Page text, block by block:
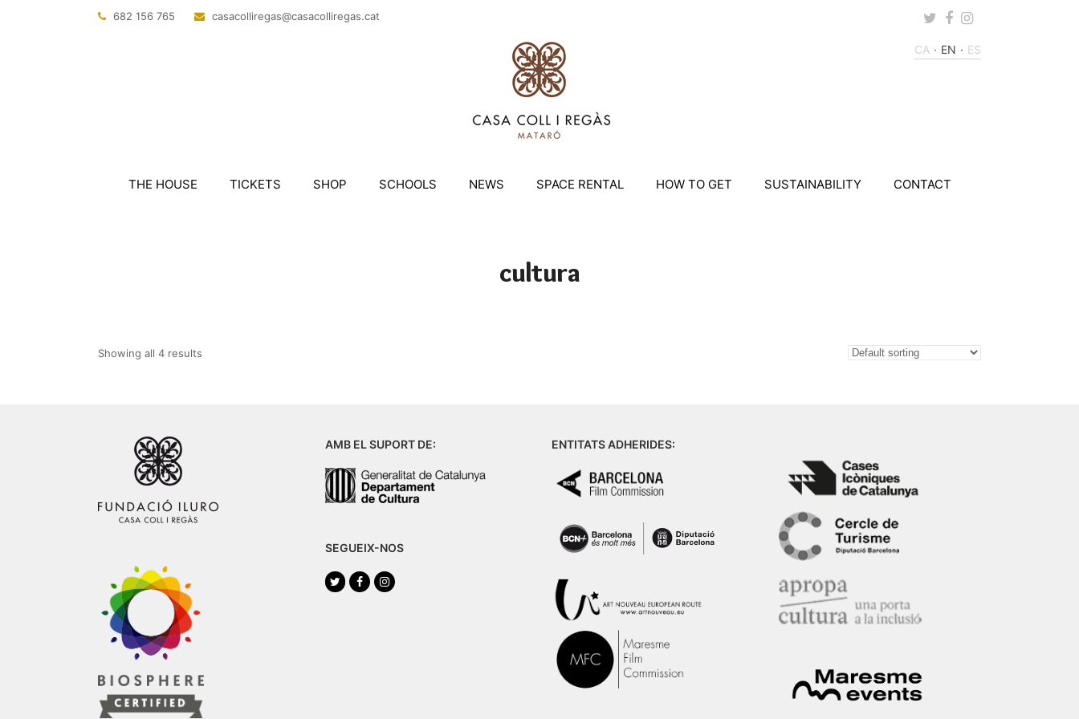
682 156 765 tac.sagerillocasac
@sagerillocasac Twitter
Facebook
Instagram
CA EN ES
THE HOUSE TICKETS SHOP SCHOOLS NEWS SPACE RENTAL HOW TO GET SUSTAINABILITY CONTACT
cultura
Showing all 4 results
AMB EL SUPORT DE:
SEGUEIX-NOS
TwitterFacebookInstagram
ENTITATS ADHERIDES: